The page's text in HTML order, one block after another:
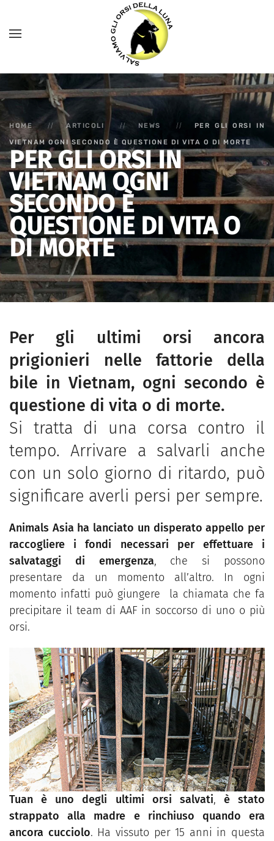
HOME ARTICOLI NEWS PER GLI ORSI IN
VIETNAM OGNI SECONDO È QUESTIONE DI VITA O DI MORTE
PER GLI ORSI IN
VIETNAM OGNI
SECONDO È
QUESTIONE DI VITA O
DI MORTE
Per gli ultimi orsi ancora
prigionieri nelle fattorie della
bile in Vietnam, ogni secondo è
questione di vita o di morte.
Si tratta di una corsa contro il
tempo. Arrivare a salvarli anche
con un solo giorno di ritardo, può
significare averli persi per sempre.
Animals Asia ha lanciato un disperato appello per
raccogliere i fondi necessari per effettuare i
salvataggi di emergenza, che si possono
presentare da un momento all’altro. In ogni
momento infatti può giungere la chiamata che fa
precipitare il team di AAF in soccorso di uno o più
orsi.
Tuan è uno degli ultimi orsi salvati, è stato
strappato alla madre e rinchiuso quando era
ancora cucciolo. Ha vissuto per 15 anni in questa